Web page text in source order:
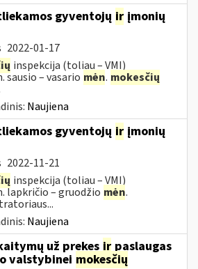
gyventojų ir įmonių
2022-01-17
inspekcija (toliau – VMI)
sausio – vasario mėn. mokesčių
Naujiena
gyventojų ir įmonių
2022-11-21
inspekcija (toliau – VMI)
lapkričio – gruodžio mėn.
Naujiena
už prekes ir paslaugas
valstybinei mokesčių